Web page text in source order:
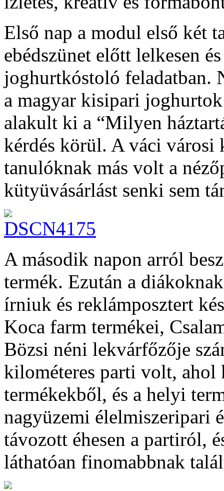
Első nap a modul első két
ebédszünet előtt lelkesen
joghurtkóstoló feladatban.
a magyar kisipari
alakult ki a “Milyen
kérdés körül. A váci városi
tanulóknak más volt a
kütyüvásárlást senki sem
A második napon arról
termék. Ezután a
írniuk és reklámposztert
Koca farm termékei,
Bözsi néni lekvárfőzője
kilométeres parti volt,
termékekből, és a helyi
nagyüzemi élelmiszeripari
távozott éhesen a partiról,
láthatóan finomabbnak